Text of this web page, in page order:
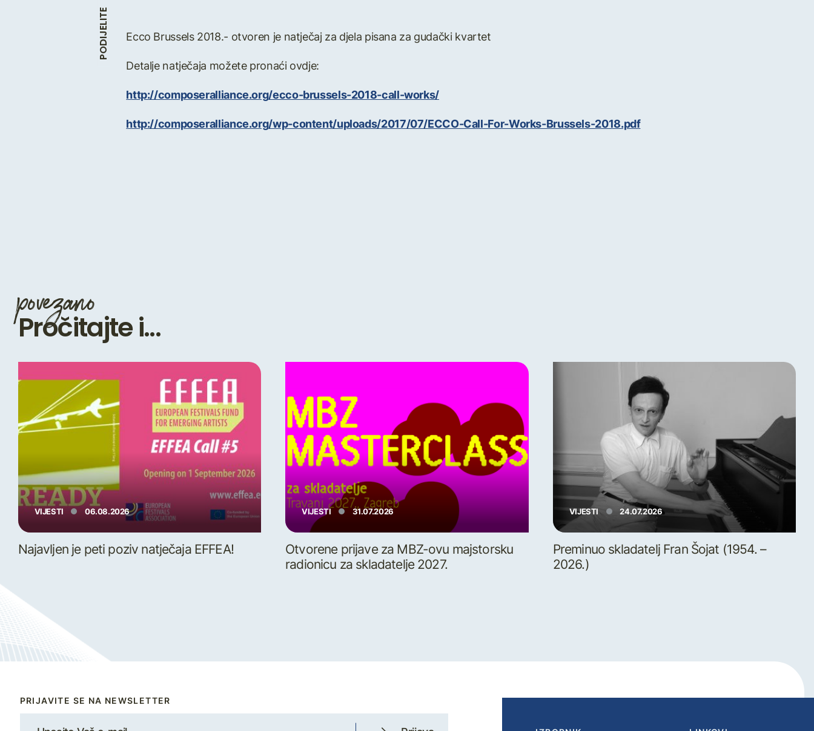
PODIJELITE
Ecco Brussels 2018.- otvoren je natječaj za djela pisana za gudački kvartet
Detalje natječaja možete pronaći ovdje:
http://composeralliance.org/ecco-brussels-2018-call-works/
http://composeralliance.org/wp-content/uploads/2017/07/ECCO-Call-For-Works-Brussels-2018.pdf
povezano
Pročitajte i...
VIJESTI 06.08.2026
Najavljen je peti poziv natječaja EFFEA!
VIJESTI 31.07.2026
Otvorene prijave za MBZ-ovu majstorsku
radionicu za skladatelje 2027.
VIJESTI 24.07.2026
Preminuo skladatelj Fran Šojat (1954. –
2026.)
PRIJAVITE SE NA NEWSLETTER